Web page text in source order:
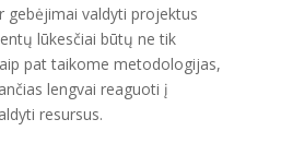
gebėjimai valdyti projektus
lūkesčiai būtų ne tik
pat taikome metodologijas,
lengvai reaguoti į
resursus.